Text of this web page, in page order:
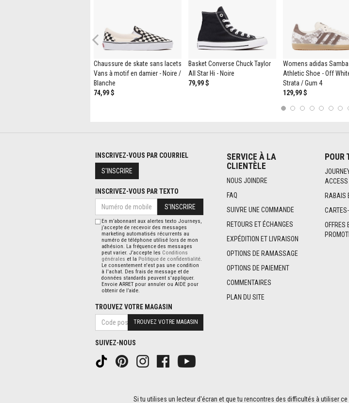
Previous
Chaussure de skate sans lacets
Vans à motif en damier - Noire /
Blanche
74,99 $
Basket Converse Chuck Taylor
All Star Hi - Noire
79,99 $
Womens adidas Samba
Athletic Shoe - Off
Strata / Gum 4
129,99 $
SERVICE À LA
CLIENTÈLE
NOUS JOINDRE
FAQ
SUIVRE UNE COMMANDE
RETOURS ET ÉCHANGES
EXPÉDITION ET LIVRAISON
OPTIONS DE RAMASSAGE
OPTIONS DE PAIEMENT
COMMENTAIRES
PLAN DU SITE
POUR
ACCESS
RABAIS
OFFRES
INSCRIVEZ-VOUS PAR COURRIEL
S'INSCRIRE
INSCRIVEZ-VOUS PAR TEXTO
S'INSCRIRE
En m’abonnant aux alertes texto Journeys,
j’accepte de recevoir des messages
marketing automatisés récurrents au
numéro de téléphone utilisé lors de mon
adhésion. La fréquence des messages
peut varier. J’accepte les Conditions
générales et la Politique de confidentialité
Le consentement n'est pas une condition
à l'achat. Des frais de message et de
données standards peuvent s'appliquer.
Envoie ARRET pour annuler ou AIDE pour
obtenir de l’aide.
TROUVEZ VOTRE MAGASIN
TROUVEZ VOTRE MAGASIN
SUIVEZ-NOUS
Si tu utilises un lecteur d'écran et que tu rencontres des difficultés à utiliser